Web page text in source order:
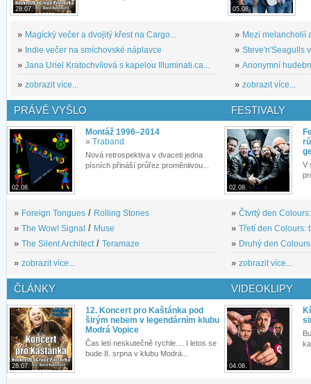
28.07.
» Magický večer a dvojitý křest na Cargo...
» Indie večer na smíchovské náplavce
» Jana Uriel Kratochvílová s kapelou Illuminati.ca...
» zobrazit více...
05.08.
» Mezi melancholií
» Steve'n'Seagulls
» Anonymní
» zobrazit více...
PRÁVĚ VYŠLO
02.08.
Montáž 1996–2014
» Traband
Nová retrospektiva v dvaceti jedna
písních přináší průřez proměnlivou...
» Foreign Tongues / Rolling Stones
» The Wow! Signal / Muse
» The Silent Architect/ Teramaze
» zobrazit více...
FESTIVALY
02.08.
V
» Čtvrtý den
» Třetí den Colours:
» Druhý den
» zobrazit více...
ČLÁNKY
28.07.
12. Koncert pro Kaštánka pod
širým nebem v legendárním klubu
Modrá Vopice
Čas letí neskutečně rychle.... I letos se
bude 8. srpna v klubu Modrá...
VIDEOKLIPY
04.08.